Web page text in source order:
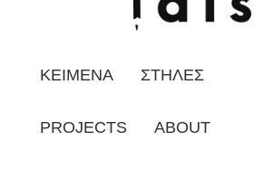
ΚΕΙΜΕΝΑ ΣΤΗΛΕΣ
PROJECTS ABOUT